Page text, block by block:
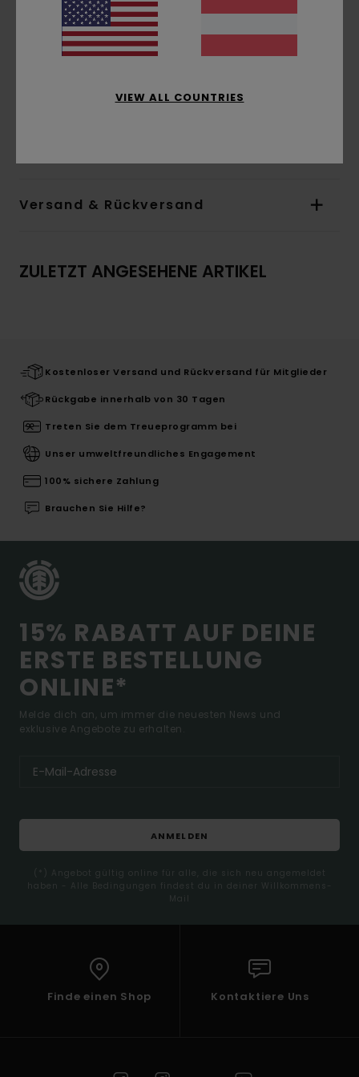
Hals:Rundhalsausschnitt
Ärmel:kurzärmlig
Logo:Druck auf Wasserbasis auf Brust und
Versand & Rückversand
ZULETZT ANGESEHENE ARTIKEL
Kostenloser Versand und Rückversand für Mitglieder
Rückgabe innerhalb von 30 Tagen
Treten Sie dem Treueprogramm bei
Unser umweltfreundliches Engagement
100% sichere Zahlung
Brauchen Sie Hilfe?
15% RABATT AUF DEINE
ERSTE BESTELLUNG
ONLINE*
Melde dich an, um immer die neuesten News und
exklusive Angebote zu erhalten.
ANMELDEN
(*) Angebot gültig online für alle, die sich neu angemeldet
haben - Alle Bedingungen findest du in deiner Willkommens-
Mail
Finde einen Shop Kontaktiere Uns
VIEW ALL COUNTRIES